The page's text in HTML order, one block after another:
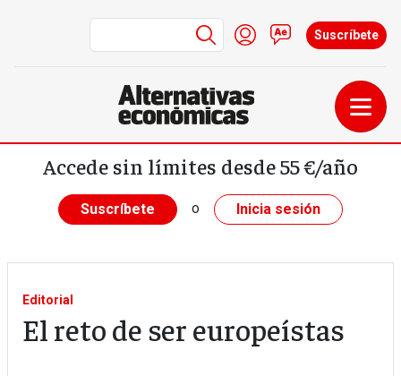
Pasar al contenido principal
Menú de cuenta de
Iniciar sesión
Contacto
Suscríbete
Accede sin límites desde 55 €/año
Suscríbete o Inicia sesión
Editorial
El reto de ser europeístas